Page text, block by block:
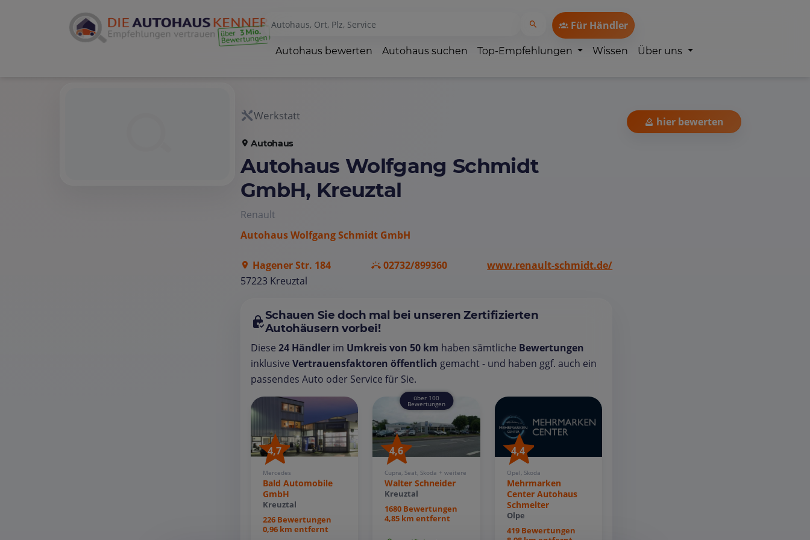
Für Händler
Autohaus bewerten Autohaus suchen Top-Empfehlungen Wissen Über uns
Werkstatt
Autohaus
Autohaus Wolfgang Schmidt
GmbH, Kreuztal
Renault
Autohaus Wolfgang Schmidt GmbH
Hagener Str. 184
57223 Kreuztal
02732/899360 www.renault-schmidt.de/
Schauen Sie doch mal bei unseren Zertifizierten
Autohäusern vorbei!
Diese 24 Händler im Umkreis von 50 km haben sämtliche Bewertungen
inklusive Vertrauensfaktoren öffentlich gemacht - und haben ggf. auch ein
passendes Auto oder Service für Sie.
4,7
Mercedes
Bald Automobile
GmbH
Kreuztal
226 Bewertungen
0,96 km entfernt
über 100
Bewertungen
4,6
Cupra, Seat, Skoda + weitere
Walter Schneider
Kreuztal
1680 Bewertungen
4,85 km entfernt
4,4
Opel, Skoda
Mehrmarken
Center Autohaus
Schmelter
Olpe
419 Bewertungen
hier bewerten